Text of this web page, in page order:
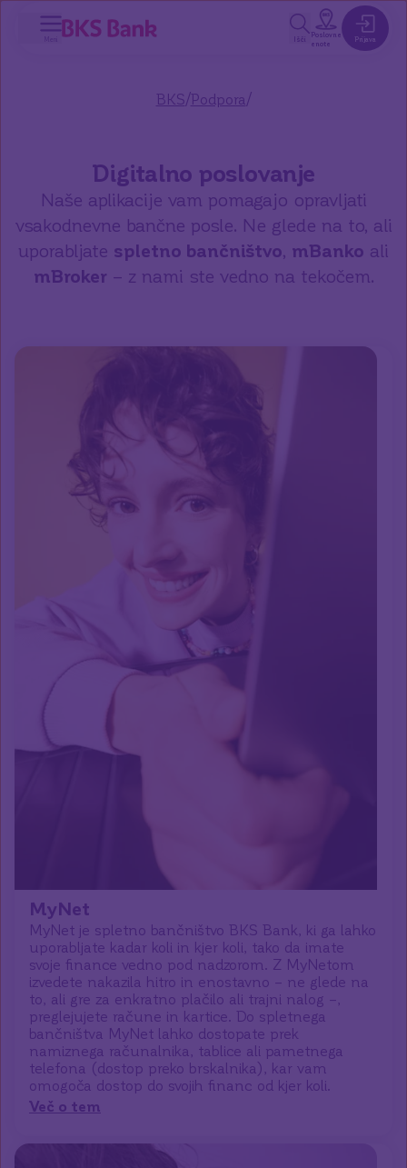
glavno vsebino
Meni Išči
Poslovne
enote
Prijava
BKS/Podpora /
Digitalno poslovanje
Naše aplikacije vam pomagajo opravljati
vsakodnevne bančne posle. Ne glede na to, ali
uporabljate spletno bančništvo, mBanko ali
mBroker – z nami ste vedno na tekočem.
MyNet
MyNet je spletno bančništvo BKS Bank, ki ga lahko
uporabljate kadar koli in kjer koli, tako da imate
svoje finance vedno pod nadzorom. Z MyNetom
izvedete nakazila hitro in enostavno – ne glede na
to, ali gre za enkratno plačilo ali trajni nalog –,
preglejujete račune in kartice. Do spletnega
bančništva MyNet lahko dostopate prek
namiznega računalnika, tablice ali pametnega
telefona (dostop preko brskalnika), kar vam
omogoča dostop do svojih financ od kjer koli.
Več o tem